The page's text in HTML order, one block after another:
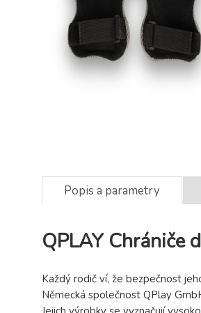
Popis a parametry
QPLAY Chrániče
Každý rodič ví, že bezpečnost
Německá společnost QPlay